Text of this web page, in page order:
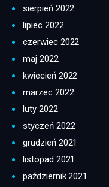
sierpień 2022
lipiec 2022
czerwiec 2022
maj 2022
kwiecień 2022
marzec 2022
luty 2022
styczeń 2022
grudzień 2021
listopad 2021
październik 2021